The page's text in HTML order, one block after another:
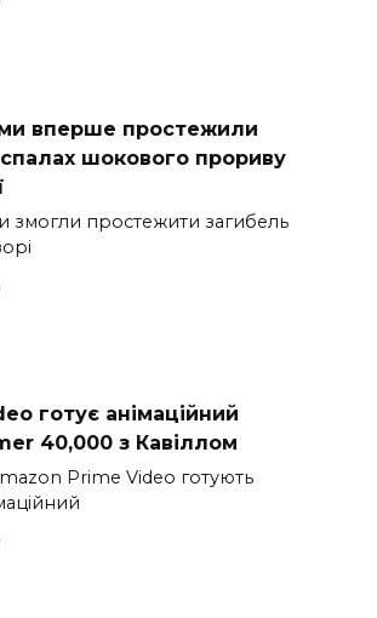
вперше простежили
шокового прориву
змогли простежити загибель
готує анімаційний
40,000 з Кавіллом
Prime Video готують